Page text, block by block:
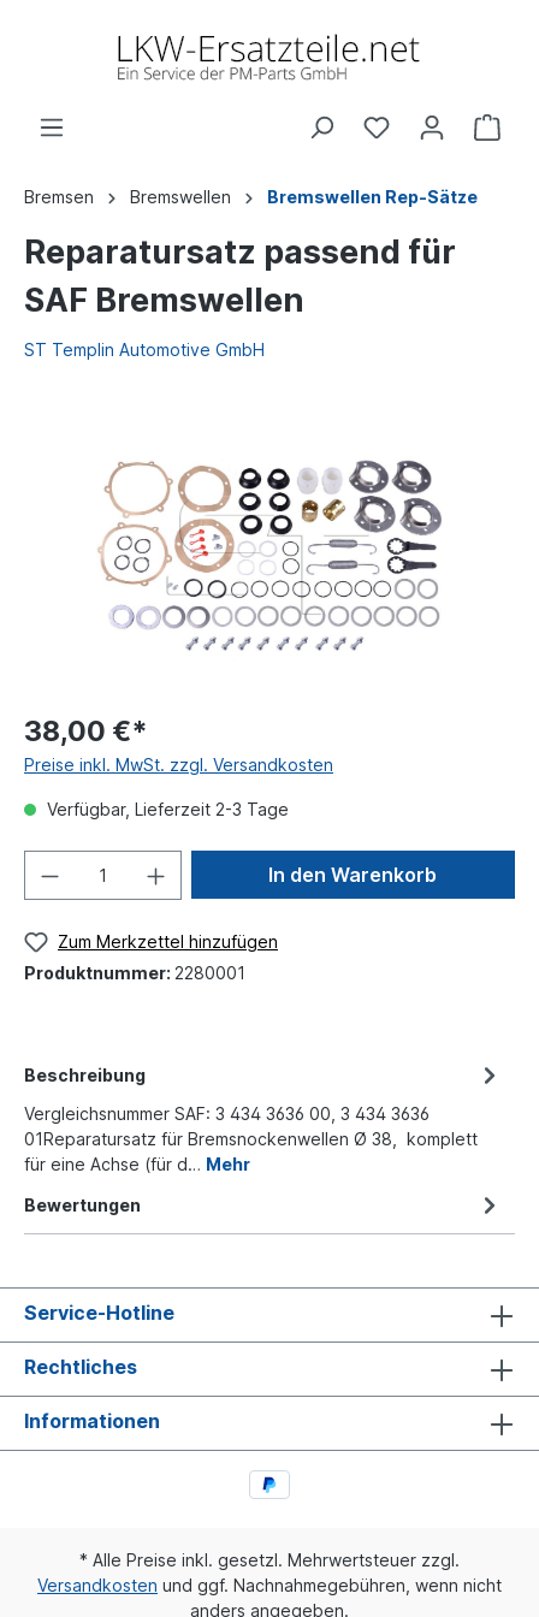
Bremsen Bremswellen Bremswellen Rep-Sätze
Reparatursatz passend für
SAF Bremswellen
ST Templin Automotive GmbH
38,00 €*
Preise inkl. MwSt. zzgl. Versandkosten
Verfügbar, Lieferzeit 2-3 Tage
In den Warenkorb
Zum Merkzettel hinzufügen
Produktnummer: 2280001
Beschreibung
Vergleichsnummer SAF: 3 434 3636 00, 3 434 3636
01Reparatursatz für Bremsnockenwellen Ø 38, komplett
für eine Achse (für d… Mehr
Bewertungen
Service-Hotline
Rechtliches
Informationen
* Alle Preise inkl. gesetzl. Mehrwertsteuer zzgl.
Versandkosten und ggf. Nachnahmegebühren, wenn nicht
anders angegeben.